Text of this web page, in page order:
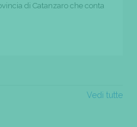
di Catanzaro che conta
Vedi tutte